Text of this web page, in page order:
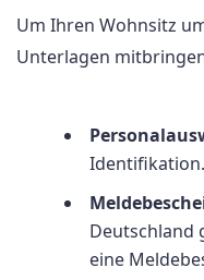
Um Ihren Wohnsitz
Unterlagen
Identifikation.
Deutschland
eine